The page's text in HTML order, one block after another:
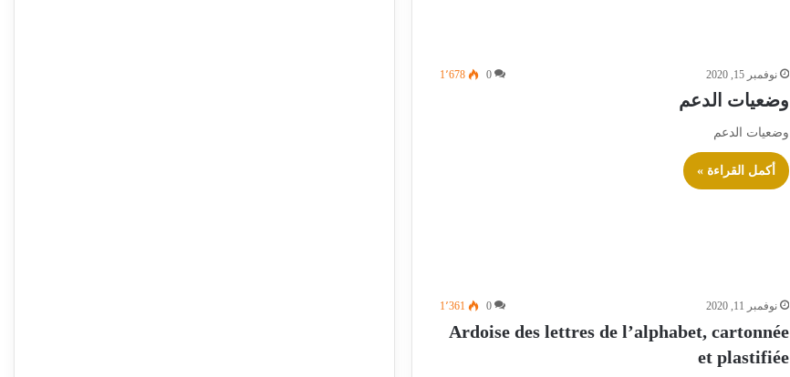
نوفمبر 15, 2020 0 1٬678
وضعيات الدعم
وضعيات الدعم
أكمل القراءة »
نوفمبر 11, 2020 0 1٬361
Ardoise des lettres de l’alphabet, cartonnée
et plastifiée